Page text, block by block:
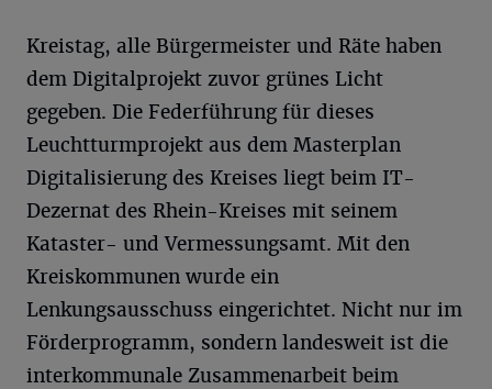
Kreistag, alle Bürgermeister und Räte haben
dem Digitalprojekt zuvor grünes Licht
gegeben. Die Federführung für dieses
Leuchtturmprojekt aus dem Masterplan
Digitalisierung des Kreises liegt beim IT-
Dezernat des Rhein-Kreises mit seinem
Kataster- und Vermessungsamt. Mit den
Kreiskommunen wurde ein
Lenkungsausschuss eingerichtet. Nicht nur im
Förderprogramm, sondern landesweit ist die
interkommunale Zusammenarbeit beim